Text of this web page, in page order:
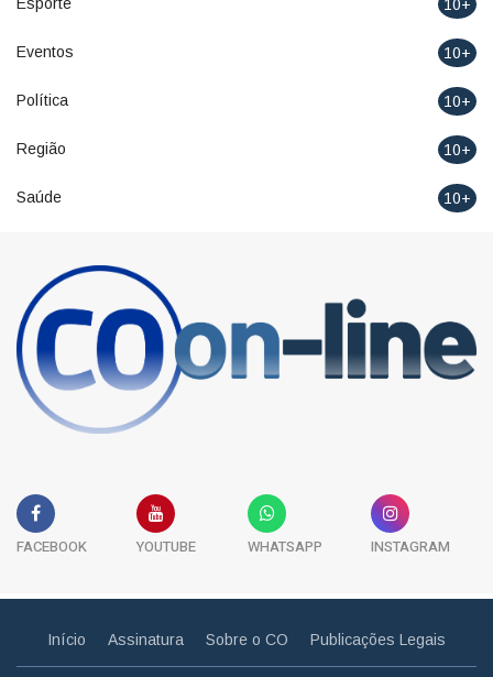
10+
Eventos 10+
Política 10+
Região 10+
Saúde 10+
FACEBOOK YOUTUBE WHATSAPP INSTAGRAM
Início Assinatura Sobre o CO Publicações Legais